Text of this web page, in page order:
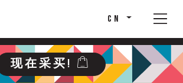
CN
现在采买!